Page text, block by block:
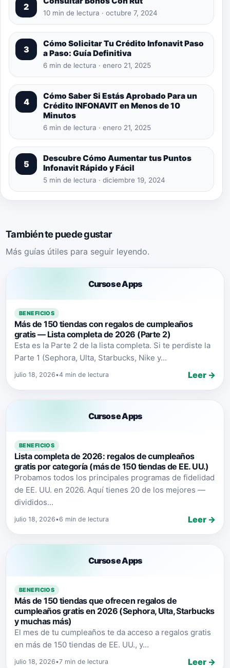
2
10 min de lectura · octubre 7, 2024
3
Cómo Solicitar Tu Crédito Infonavit Paso
a Paso: Guía Definitiva
6 min de lectura · enero 21, 2025
4
Cómo Saber Si Estás Aprobado Para un
Crédito INFONAVIT en Menos de 10
Minutos
6 min de lectura · enero 21, 2025
5
Descubre Cómo Aumentar tus Puntos
Infonavit Rápido y Fácil
5 min de lectura · diciembre 19, 2024
También te puede gustar
Más guías útiles para seguir leyendo.
Cursos e Apps
BENEFICIOS
Más de 150 tiendas con regalos de cumpleaños
gratis — Lista completa de 2026 (Parte 2)
Esta es la Parte 2 de la lista completa. Si te perdiste la
Parte 1 (Sephora, Ulta, Starbucks, Nike y...
julio 18, 2026•4 min de lectura Leer →
Cursos e Apps
BENEFICIOS
Lista completa de 2026: regalos de cumpleaños
gratis por categoría (más de 150 tiendas de EE. UU.)
Probamos todos los principales programas de fidelidad
de EE. UU. en 2026. Aquí tienes 20 de los mejores —
divididos...
julio 18, 2026•6 min de lectura Leer →
Cursos e Apps
BENEFICIOS
Más de 150 tiendas que ofrecen regalos de
cumpleaños gratis en 2026 (Sephora, Ulta, Starbucks
y muchas más)
El mes de tu cumpleaños te da acceso a regalos gratis
en más de 150 tiendas de EE. UU., y...
julio 18, 2026•7 min de lectura Leer →